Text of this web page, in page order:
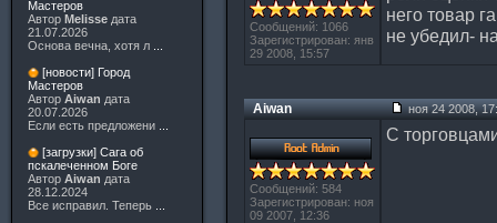
Мастеров
Автор Melisse дата
21.07.2026
Основа вечна, хотя л
[новости] Город
Мастеров
Автор Aiwan дата
20.07.2026
Если есть предложени
[загрузки] Сага об
пскалеченном Боге
Автор Aiwan дата
28.12.2024
Все исправил. Теперь
Сообщений: 1066
Зарегистрирован: янв
29 2008, 15:57
него товар
не убедил-
Aiwan ноя 24 2008,
Сообщений: 584
Зарегистрирован: ноя
09 2007, 12:36
С